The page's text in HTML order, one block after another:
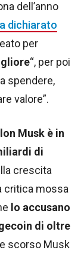
dell’anno
dichiarato
per
“, per poi
spendere,
valore”.
Musk è in
di
crescita
critica mossa
lo accusano
di oltre
scorso Musk